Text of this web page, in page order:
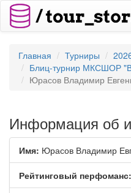
Главная Турниры
Блиц-турнир МКСШОР
Юрасов Владимир
Информация об
Имя: Юрасов Владимир
Рейтинговый перфоманс: